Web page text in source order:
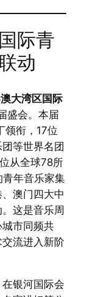
际青
动
大湾区国际
盛会。本届
领衔，17位
等世界名团
从全球78所
年音乐家集
澳门四大中
这是音乐周
市同频共
流进入新阶
银河国际会